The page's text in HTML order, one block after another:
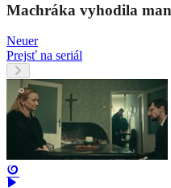
Machráka vyhodila
Neuer
Prejsť na seriál